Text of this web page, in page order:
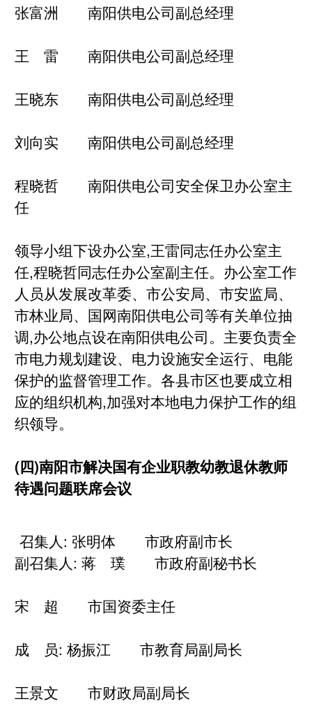
张富洲 南阳供电公司副总经理
王 雷 南阳供电公司副总经理
王晓东 南阳供电公司副总经理
刘向实 南阳供电公司副总经理
程晓哲 南阳供电公司安全保卫办公室主
任
领导小组下设办公室,王雷同志任办公室主
任,程晓哲同志任办公室副主任。办公室工作
人员从发展改革委、市公安局、市安监局、
市林业局、国网南阳供电公司等有关单位抽
调,办公地点设在南阳供电公司。主要负责全
市电力规划建设、电力设施安全运行、电能
保护的监督管理工作。各县市区也要成立相
应的组织机构,加强对本地电力保护工作的组
织领导。
(四)南阳市解决国有企业职教幼教退休教师
待遇问题联席会议
召集人: 张明体 市政府副市长
副召集人: 蒋 璞 市政府副秘书长
宋 超 市国资委主任
成 员: 杨振江 市教育局副局长
王景文 市财政局副局长